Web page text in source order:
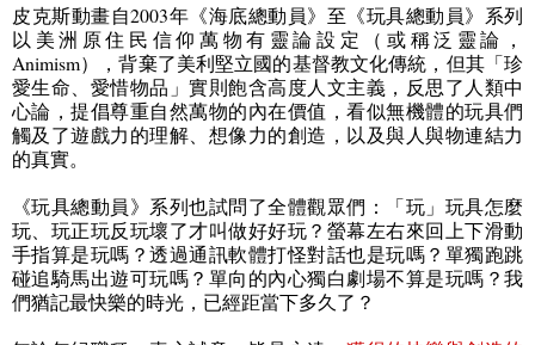
皮克斯動畫自2003年《海底總動員》至《玩具總動員》系列
以美洲原住民信仰萬物有靈論設定（或稱泛靈論，
Animism），背棄了美利堅立國的基督教文化傳統，但其「珍
愛生命、愛惜物品」實則飽含高度人文主義，反思了人類中
心論，提倡尊重自然萬物的內在價值，看似無機體的玩具們
觸及了遊戲力的理解、想像力的創造，以及與人與物連結力
的真實。
《玩具總動員》系列也試問了全體觀眾們：「玩」玩具怎麼
玩、玩正玩反玩壞了才叫做好好玩？螢幕左右來回上下滑動
手指算是玩嗎？透過通訊軟體打怪對話也是玩嗎？單獨跑跳
碰追騎馬出遊可玩嗎？單向的內心獨白劇場不算是玩嗎？我
們猶記最快樂的時光，已經距當下多久了？